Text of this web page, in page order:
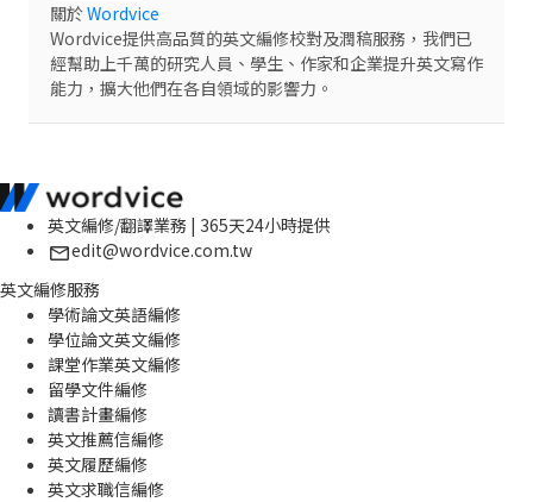
關於Wordvice
Wordvice提供高品質的英文編修校對及潤稿服務，我們已
經幫助上千萬的研究人員、學生、作家和企業提升英文寫作
能力，擴大他們在各自領域的影響力。
英文編修/翻譯業務 | 365天24小時提供
edit@wordvice.com.tw
英文編修服務
學術論文英語編修
學位論文英文編修
課堂作業英文編修
留學文件編修
讀書計畫編修
英文推薦信編修
英文履歷編修
英文求職信編修